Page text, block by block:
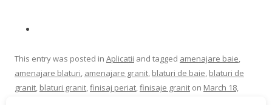
This entry was posted in Aplicatii and tagged amenajare baie,
amenajare blaturi, amenajare granit, blaturi de baie, blaturi de
granit, blaturi granit,finisaj periat,finisaje granit on March 18,